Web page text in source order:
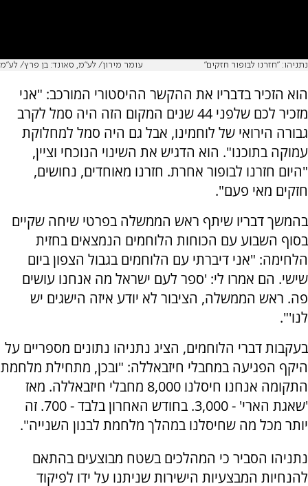
נתניהו: "חזרנו לבופור חזקים" עומר מירון/ לע״מ, סאונד: בן פרץ/ לע״מ
הוא הזכיר בדבריו את ההקשר ההיסטורי המורכב: "אני
מזכיר לכם שלפני 44 שנים המקום הזה היה סמל לקרב
גבורה הירואי של לוחמינו, אבל גם היה סמל למחלוקת
עמוקה בתוכנו". הוא הדגיש את השינוי הנוכחי וציין,
"היום חזרנו לבופור אחרת. חזרנו מאוחדים, נחושים,
חזקים מאי פעם".
בהמשך דבריו שיתף ראש הממשלה בפרטי שיחה שקיים
בסוף השבוע עם הכוחות הלוחמים הנמצאים בחזית
הלחימה: "אני דיברתי עם הלוחמים בגבול הצפון ביום
שישי. הם אמרו לי: 'ספר לעם ישראל מה אנחנו עושים
פה. ראש הממשלה, הציבור לא יודע איזה הישגים יש
לנו'".
בעקבות דברי הלוחמים, הציג נתניהו נתונים מספריים על
היקף הפגיעה במחבלי חיזבאללה: "ובכן, מתחילת מלחמת
התקומה אנחנו חיסלנו 8,000 מחבלי חיזבאללה. מאז
'שאגת הארי' - 3,000. בחודש האחרון בלבד - 700. זה
יותר מכל מה שחיסלנו במהלך מלחמת לבנון השנייה".
נתניהו הסביר כי המהלכים בשטח מבוצעים בהתאם
להנחיות המבצעיות הישירות שניתנו על ידו לפיקוד